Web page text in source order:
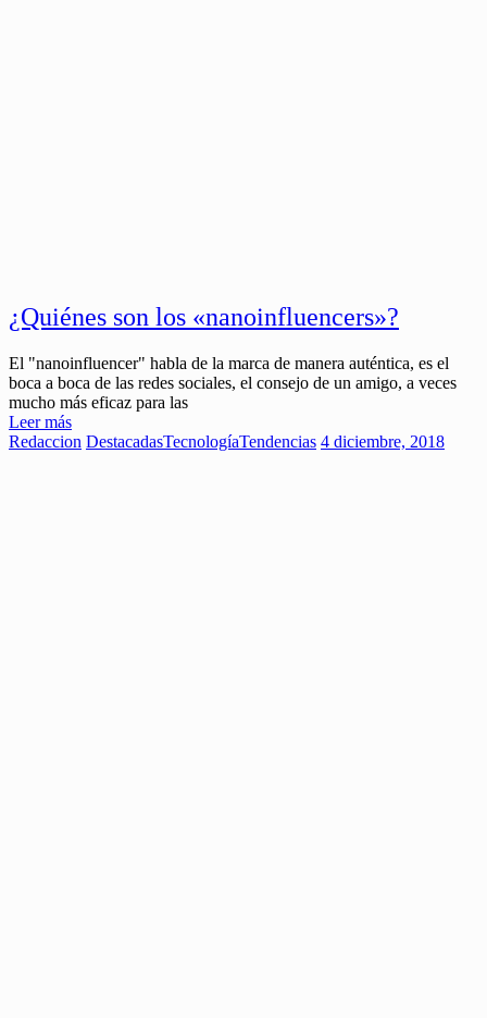
¿Quiénes son los «nanoinfluencers»?
El "nanoinfluencer" habla de la marca de manera auténtica, es el
boca a boca de las redes sociales, el consejo de un amigo, a veces
mucho más eficaz para las
Leer más
Redaccion DestacadasTecnologíaTendencias 4 diciembre, 2018